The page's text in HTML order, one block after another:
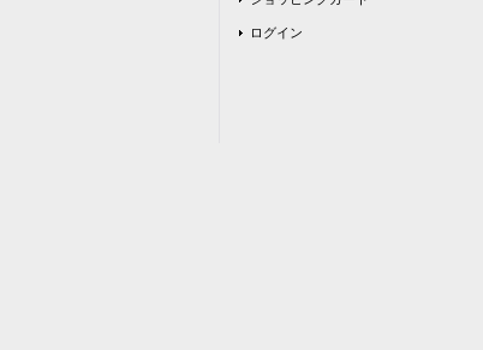
ログイン